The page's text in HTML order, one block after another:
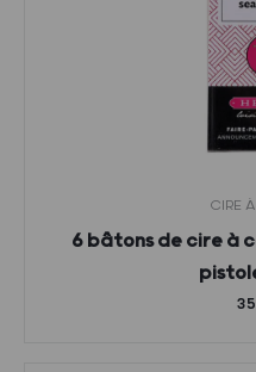
CIRE
6 bâtons de cire à